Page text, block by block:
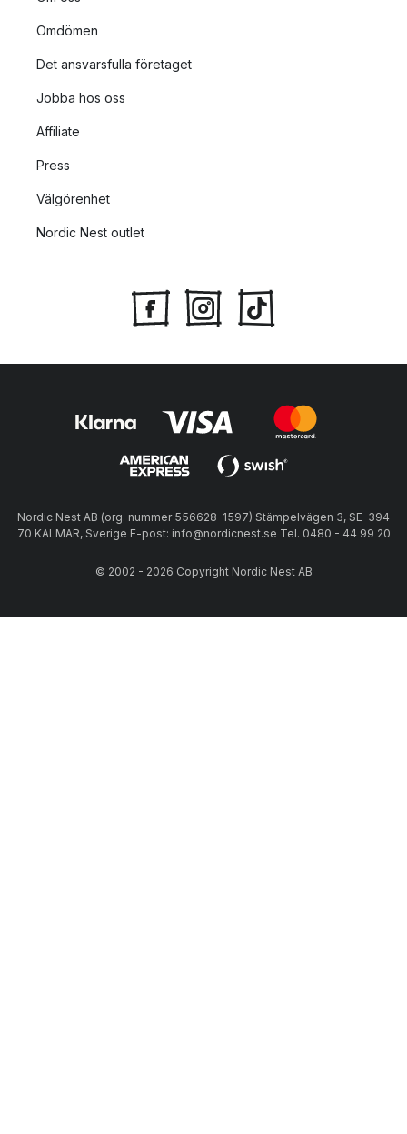
Omdömen
Det ansvarsfulla företaget
Jobba hos oss
Affiliate
Press
Välgörenhet
Nordic Nest outlet
Nordic Nest AB (org. nummer 556628-1597) Stämpelvägen 3, SE-394
70 KALMAR, Sverige E-post: info@nordicnest.se Tel. 0480 - 44 99 20
© 2002 - 2026 Copyright Nordic Nest AB